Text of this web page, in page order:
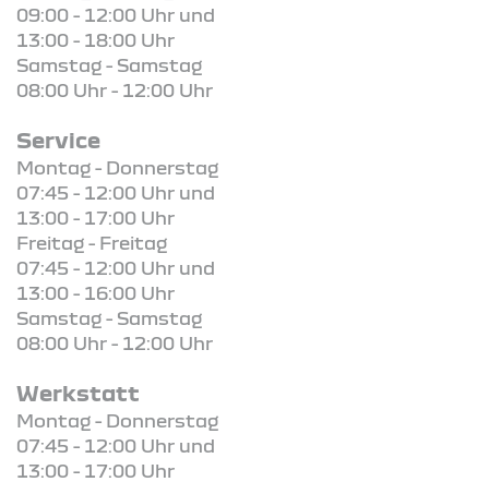
09:00 - 12:00 Uhr und
13:00 - 18:00 Uhr
Samstag - Samstag
08:00 Uhr - 12:00 Uhr
Service
Montag - Donnerstag
07:45 - 12:00 Uhr und
13:00 - 17:00 Uhr
Freitag - Freitag
07:45 - 12:00 Uhr und
13:00 - 16:00 Uhr
Samstag - Samstag
08:00 Uhr - 12:00 Uhr
Werkstatt
Montag - Donnerstag
07:45 - 12:00 Uhr und
13:00 - 17:00 Uhr